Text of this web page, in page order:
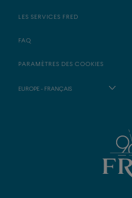
LES SERVICES FRED
FAQ
PARAMÈTRES DES COOKIES
EUROPE - FRANÇAIS